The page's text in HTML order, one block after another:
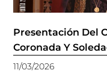
Presentación Del
Coronada Y
11/03/2026